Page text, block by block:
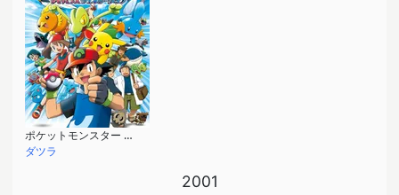
ポケットモンスター アドバンスジェネレーション
ダツラ
2001